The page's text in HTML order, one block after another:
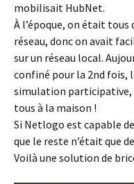
mobilisait HubNet.
À l’époque, on était tous
réseau, donc on avait
sur un réseau local.
confiné pour la 2nd fois,
simulation participative,
tous à la maison !
Si Netlogo est capable
que le reste n’était que
Voilà une solution de